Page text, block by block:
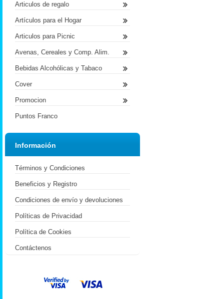
Articulos de regalo
Artículos para el Hogar
Articulos para Picnic
Avenas, Cereales y Comp. Alim.
Bebidas Alcohólicas y Tabaco
Cover
Promocion
Puntos Franco
Información
Términos y Condiciones
Beneficios y Registro
Condiciones de envío y devoluciones
Políticas de Privacidad
Política de Cookies
Contáctenos